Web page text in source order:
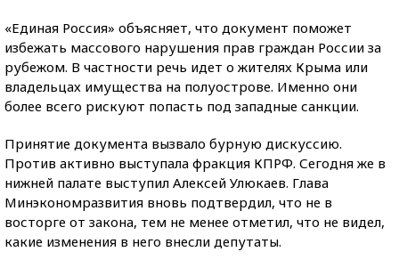
«Единая Россия» объясняет, что документ поможет
избежать массового нарушения прав граждан России за
рубежом. В частности речь идет о жителях Крыма или
владельцах имущества на полуострове. Именно они
более всего рискуют попасть под западные санкции.
Принятие документа вызвало бурную дискуссию.
Против активно выступала фракция КПРФ. Сегодня же в
нижней палате выступил Алексей Улюкаев. Глава
Минэкономразвития вновь подтвердил, что не в
восторге от закона, тем не менее отметил, что не видел,
какие изменения в него внесли депутаты.